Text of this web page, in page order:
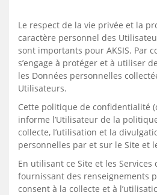
Le respect de la vie privée et la
caractère personnel des
sont importants pour AKSIS. Par
s’engage à protéger et à utiliser
les Données personnelles
Utilisateurs.
Cette politique de confidentialité
informe l’Utilisateur de la
collecte, l’utilisation et la
personnelles par et sur le Site et
En utilisant ce Site et les Services
fournissant des renseignements
consent à la collecte et à